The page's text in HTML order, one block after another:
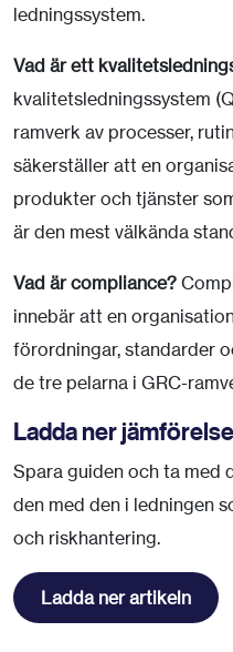
ledningssystem.
Vad är ett
kvalitetsledningssystem
ramverk av processer,
säkerställer att en
produkter och tjänster
är den mest välkända
Vad är compliance?
innebär att en
förordningar, standarder
de tre pelarna i GRC-
Ladda ner
Spara guiden och ta med
den med den i ledningen
och riskhantering.
Ladda ner artikeln